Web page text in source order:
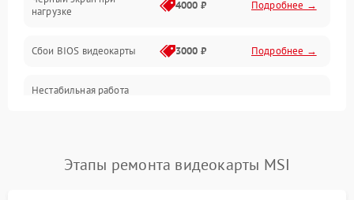
Электропитание
ПО
Электронные компоненты
Общие поломки
нагрузке
4000 ₽ Подробнее →
Сбои BIOS видеокарты 3000 ₽ Подробнее →
Нестабильная работа
Этапы ремонта видеокарты MSI